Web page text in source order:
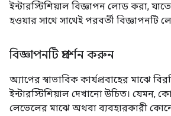
ইন্টারস্টিশিয়াল বিজ্ঞাপন লোড করা,
হওয়ার সাথে সাথেই পরবর্তী
বিজ্ঞাপনটি প্রদর্শন করুন
অ্যাপের স্বাভাবিক কার্যপ্রবাহের মাঝে
ইন্টারস্টিশিয়াল দেখানো উচিত। যেমন,
লেভেলের মাঝে অথবা ব্যবহারকারী